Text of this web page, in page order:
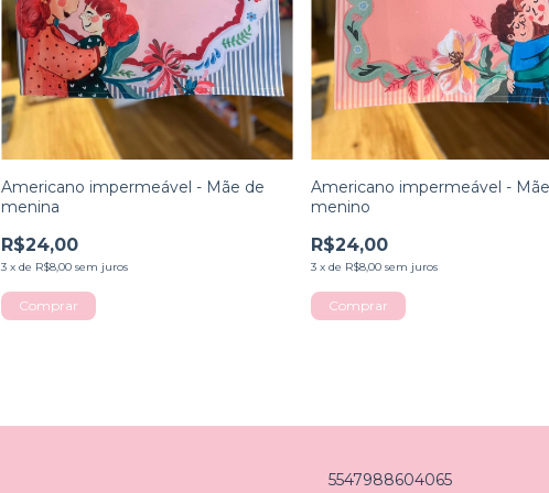
Americano impermeável - Mãe de
menina
R$24,00
3 x de R$8,00 sem juros
Americano impermeável -
menino
R$24,00
3 x de R$8,00 sem juros
5547988604065